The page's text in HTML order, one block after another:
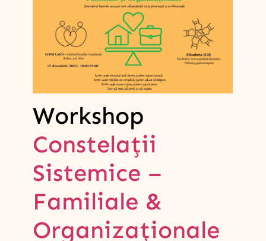
Workshop
Constelații
Sistemice –
Familiale &
Organizaționale